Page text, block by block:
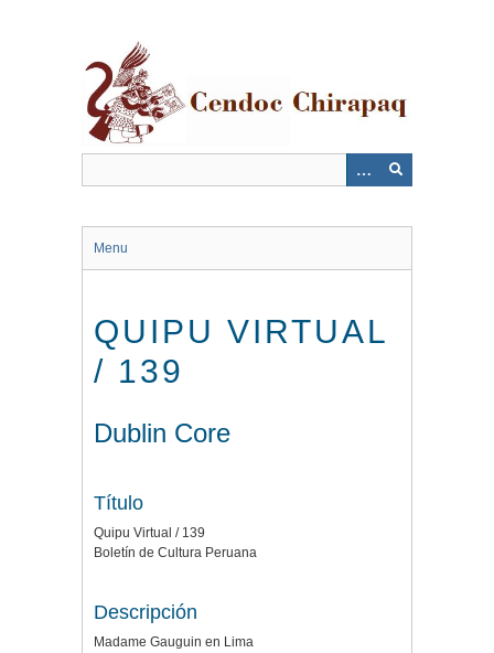
Menu
QUIPU VIRTUAL
/ 139
Dublin Core
Título
Quipu Virtual / 139
Boletín de Cultura Peruana
Descripción
Madame Gauguin en Lima